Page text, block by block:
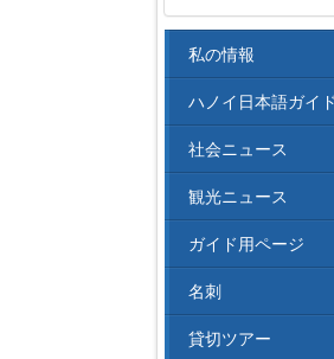
私の情報
ハノイ日本語ガイ
社会ニュース
観光ニュース
ガイド用ページ
名刺
貸切ツアー